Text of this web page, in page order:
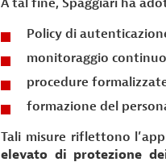
Policy di
monitoraggio
procedure
formazione del
Tali misure riflettono
elevato di protezione